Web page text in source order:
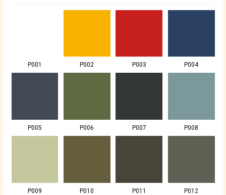
P001 P002 P003 P004
P005 P006 P007 P008
P009 P010 P011 P012